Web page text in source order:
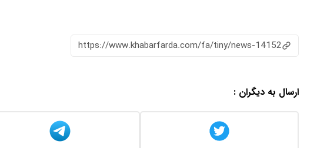
https://www.khabarfarda.com/fa/tiny/news-14152
ارسال به دیگران :